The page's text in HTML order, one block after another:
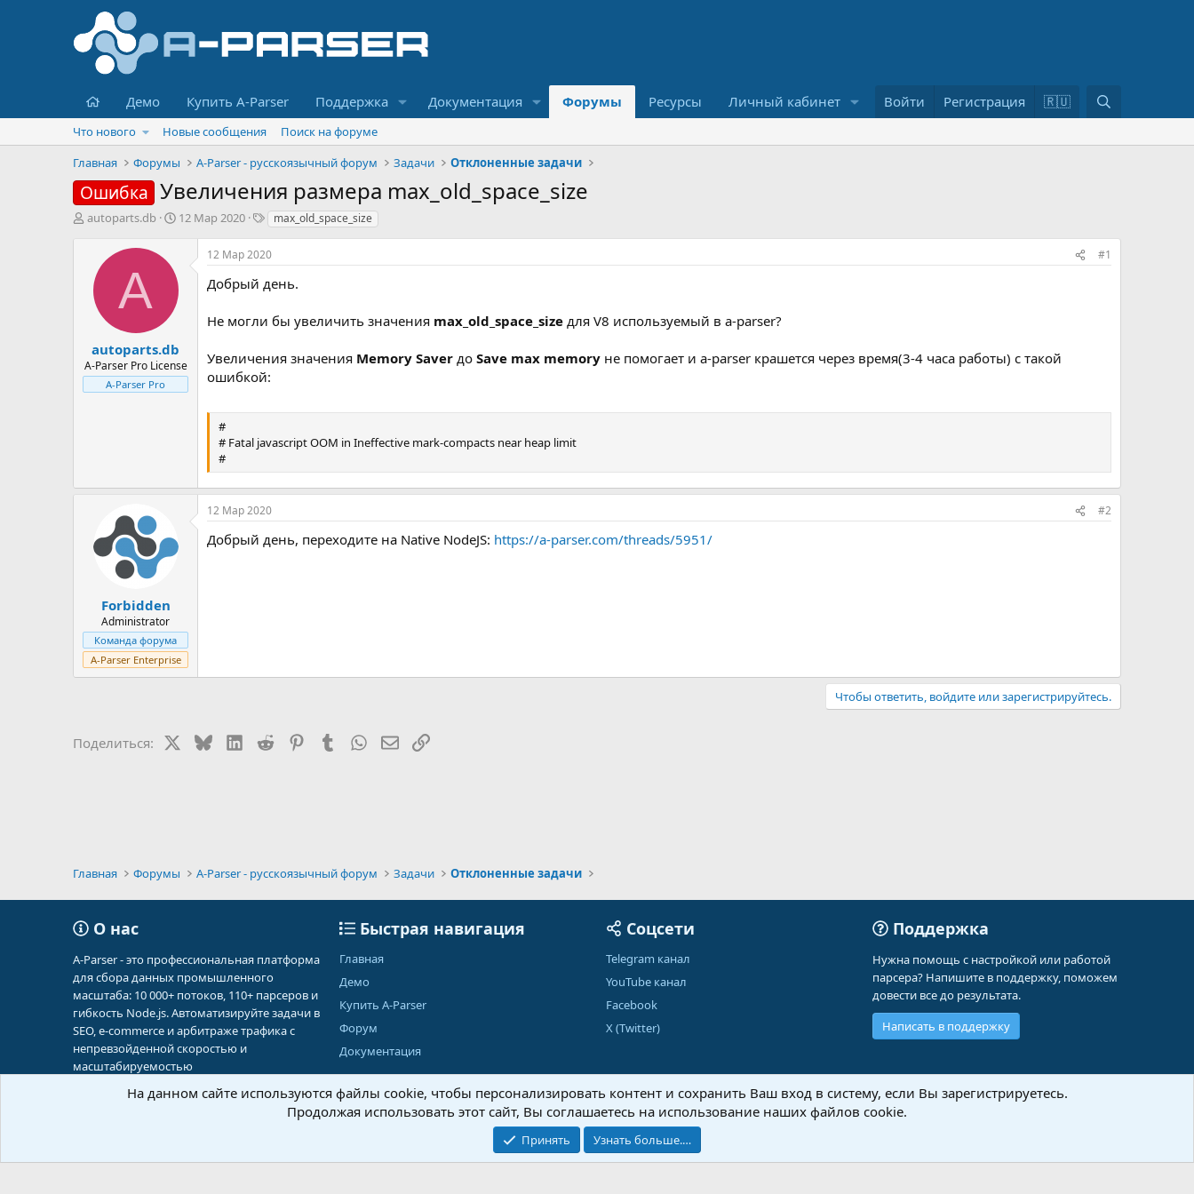
Главная
Демо Купить A-Parser Поддержка Документация Форумы Ресурсы Личный кабинет Войти Регистрация 🇷🇺
о
Что нового Новые сообщения
Поиск на форуме
Главная
Форумы A-Parser - русскоязычный форум Задачи Отклоненные задачи
Ошибка Увеличения размера max_old_space_size
А
ы
autoparts.db
Д
н
а
л
а
12 Мар 2020
Т
г
и
max_old_space_size
A
autoparts.db
A-Parser Pro License
A-Parser Pro
12 Мар 2020 #1
Добрый день.
Не могли бы увеличить значения max_old_space_size для V8 используемый в a-parser?
Увеличения значения Memory Saver до Save max memory не помогает и a-parser крашется через время(3-4 часа работы) с такой
ошибкой:
#
# Fatal javascript OOM in Ineffective mark-compacts near heap limit
#
Forbidden
Administrator
Команда форума
A-Parser Enterprise
12 Мар 2020 #2
Добрый день, переходите на Native NodeJS: https://a-parser.com/threads/5951/
Чтобы ответить, войдите или зарегистрируйтесь.
Поделиться: BlueskyLinkedIn
Reddit PinterestTumblrWhatsAppЭлектронная почта
Ссылка
Главная Форумы A-Parser - русскоязычный форум Задачи Отклоненные задачи
О нас
A-Parser - это профессиональная платформа
для сбора данных промышленного
масштаба: 10 000+ потоков, 110+ парсеров и
гибкость Node.js. Автоматизируйте задачи в
SEO, e-commerce и арбитраже трафика с
непревзойденной скоростью и
масштабируемостью
Быстрая навигация
Главная
Демо
Купить A-Parser
Форум
Документация
Соцсети
Telegram канал
YouTube канал
Facebook
X (Twitter)
Поддержка
Нужна помощь с настройкой или работой
парсера? Напишите в поддержку, поможем
довести все до результата.
Написать в поддержку
Обратная связь Условия и правила Политика конфиденциальности
Community platform by XenForo® © 2010-2026 XenForo Ltd.
На данном сайте используются файлы cookie, чтобы персонализировать контент и сохранить Ваш вход в систему, если Вы зарегистрируетесь.
Продолжая использовать этот сайт, Вы соглашаетесь на использование наших файлов cookie.
Принять Узнать больше.…